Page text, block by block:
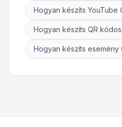
Hogyan készíts YouTube
Hogyan készíts QR
Hogyan készíts esemény